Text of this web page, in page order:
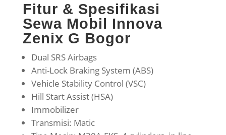
Fitur & Spesifikasi
Sewa Mobil Innova
Zenix G Bogor
Dual SRS Airbags
Anti-Lock Braking System (ABS)
Vehicle Stability Control (VSC)
Hill Start Assist (HSA)
Immobilizer
Transmisi: Matic